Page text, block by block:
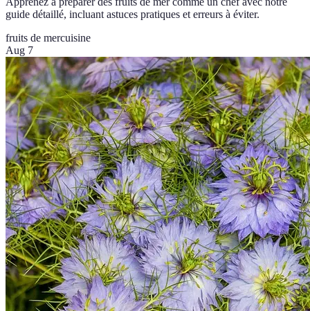
guide détaillé, incluant astuces pratiques et erreurs à éviter.
fruits de mercuisine
Aug 7